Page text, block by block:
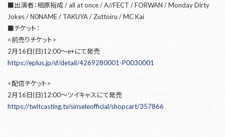
■出演者：相原裕成 / all at once / A//FECT / FORWAN / Monday Dirty
Jokes / N0NAME / TAKUYA / Zuttoiru / MC Kai
■チケット：
<前売りチケット>
2月16日(日)12:00〜e+にて発売
https://eplus.jp/sf/detail/4269280001-P0030001
<配信チケット>
2月16日(日)12:00～ツイキャスにて発売
https://twitcasting.tv/sinseleofficial/shopcart/357866